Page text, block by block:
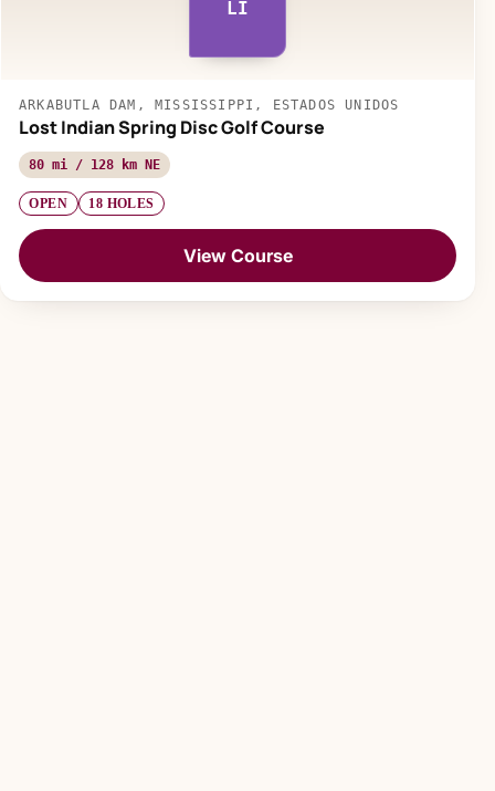
LI
ARKABUTLA DAM, MISSISSIPPI, ESTADOS UNIDOS
Lost Indian Spring Disc Golf Course
80 mi / 128 km NE
OPEN 18 HOLES
View Course